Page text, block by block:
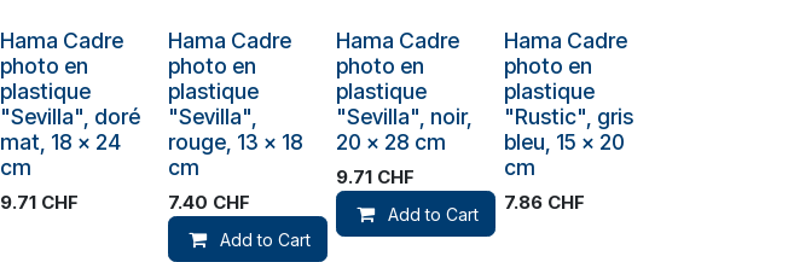
Plus de stock
Hama Cadre
photo en
plastique
"Sevilla", doré
mat, 18 x 24
cm
9.71 CHF
Hama Cadre
photo en
plastique
"Sevilla",
rouge, 13 x 18
cm
7.40 CHF
Add to Cart
Hama Cadre
photo en
plastique
"Sevilla", noir,
20 x 28 cm
9.71CHF
Add to Cart
Plus de stock
Hama Cadre
photo en
plastique
"Rustic", gris
bleu, 15 x 20
cm
7.86CHF